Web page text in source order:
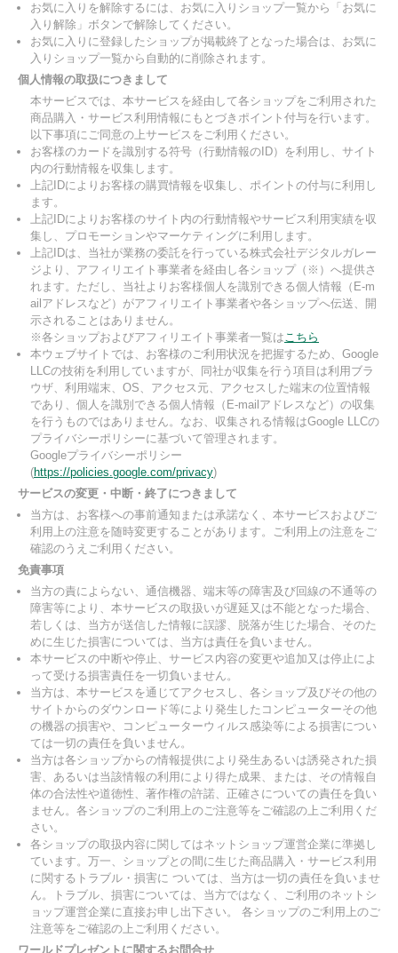
お気に入りを解除するには、お気に入りショップ一覧から「お気に
入り解除」ボタンで解除してください。
お気に入りに登録したショップが掲載終了となった場合は、お気に
入りショップ一覧から自動的に削除されます。
個人情報の取扱につきまして
本サービスでは、本サービスを経由して各ショップをご利用された
商品購入・サービス利用情報にもとづきポイント付与を行います。
以下事項にご同意の上サービスをご利用ください。
お客様のカードを識別する符号（行動情報のID）を利用し、サイト
内の行動情報を収集します。
上記IDによりお客様の購買情報を収集し、ポイントの付与に利用し
ます。
上記IDによりお客様のサイト内の行動情報やサービス利用実績を収
集し、プロモーションやマーケティングに利用します。
上記IDは、当社が業務の委託を行っている株式会社デジタルガレー
ジより、アフィリエイト事業者を経由し各ショップ（※）へ提供さ
れます。ただし、当社よりお客様個人を識別できる個人情報（E-m
ailアドレスなど）がアフィリエイト事業者や各ショップへ伝送、開
示されることはありません。
※各ショップおよびアフィリエイト事業者一覧はこちら
本ウェブサイトでは、お客様のご利用状況を把握するため、Google
LLCの技術を利用していますが、同社が収集を行う項目は利用ブラ
ウザ、利用端末、OS、アクセス元、アクセスした端末の位置情報
であり、個人を識別できる個人情報（E-mailアドレスなど）の収集
を行うものではありません。なお、収集される情報はGoogle LLCの
プライバシーポリシーに基づいて管理されます。
Googleプライバシーポリシー
(https://policies.google.com/privacy)
サービスの変更・中断・終了につきまして
当方は、お客様への事前通知または承諾なく、本サービスおよびご
利用上の注意を随時変更することがあります。ご利用上の注意をご
確認のうえご利用ください。
免責事項
当方の責によらない、通信機器、端末等の障害及び回線の不通等の
障害等により、本サービスの取扱いが遅延又は不能となった場合、
若しくは、当方が送信した情報に誤謬、脱落が生じた場合、そのた
めに生じた損害については、当方は責任を負いません。
本サービスの中断や停止、サービス内容の変更や追加又は停止によ
って受ける損害責任を一切負いません。
当方は、本サービスを通じてアクセスし、各ショップ及びその他の
サイトからのダウンロード等により発生したコンピューターその他
の機器の損害や、コンピューターウィルス感染等による損害につい
ては一切の責任を負いません。
当方は各ショップからの情報提供により発生あるいは誘発された損
害、あるいは当該情報の利用により得た成果、または、その情報自
体の合法性や道徳性、著作権の許諾、正確さについての責任を負い
ません。各ショップのご利用上のご注意等をご確認の上ご利用くだ
さい。
各ショップの取扱内容に関してはネットショップ運営企業に準拠し
ています。万一、ショップとの間に生じた商品購入・サービス利用
に関するトラブル・損害に ついては、当方は一切の責任を負いませ
ん。トラブル、損害については、当方ではなく、ご利用のネットシ
ョップ運営企業に直接お申し出下さい。 各ショップのご利用上のご
注意等をご確認の上ご利用ください。
ワールドプレゼントに関するお問合せ